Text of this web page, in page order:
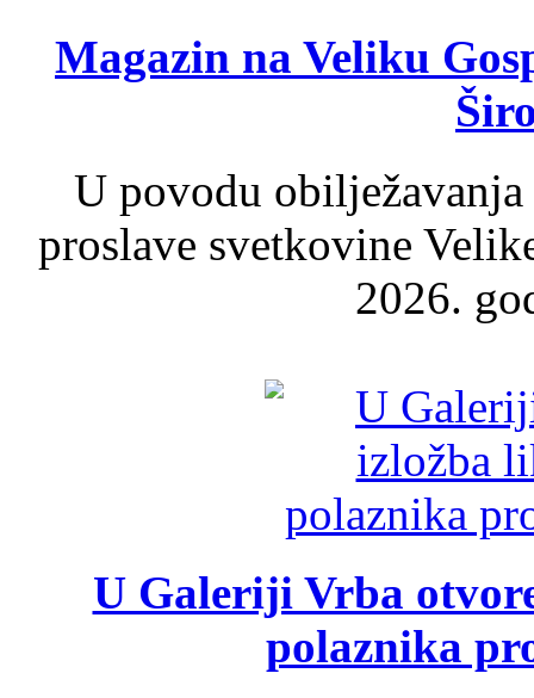
Magazin na Veliku
U povodu
proslave svetkovine
2026.
U Galeriji Vrba
polaznika